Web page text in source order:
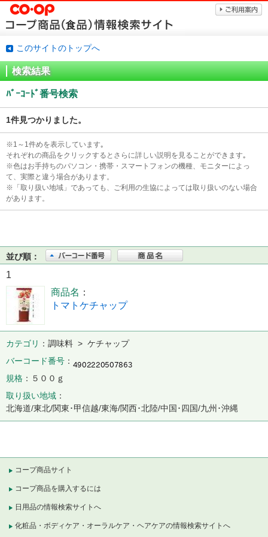
このサイトのトップへ
検索結果
ﾊﾞｰｺｰﾄﾞ番号検索
1件見つかりました。
※1～1件めを表示しています｡
それぞれの商品をクリックするとさらに詳しい説明を見ることができます｡
※色はお手持ちのパソコン・携帯・スマートフォンの機種、モニターによっ
て、実際と違う場合があります。
※「取り扱い地域」であっても、ご利用の生協によっては取り扱いのない場合
があります。
並び順：
1
商品名
トマトケチャップ
カテゴリ
調味料 > ケチャップ
バーコード番号
規格
５００ｇ
取り扱い地域
北海道/東北/関東･甲信越/東海/関西･北陸/中国･四国/九州･沖縄
コープ商品サイト
コープ商品を購入するには
日用品の情報検索サイトへ
化粧品・ボディケア・オーラルケア・ヘアケアの情報検索サイトへ